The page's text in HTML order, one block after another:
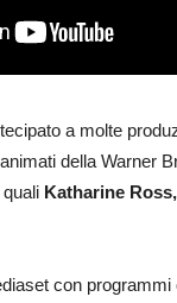
a molte
della Warner
Katharine
con programmi